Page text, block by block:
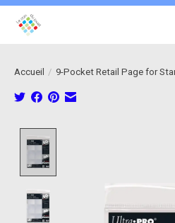
Accueil / 9-Pocket Retail Page for